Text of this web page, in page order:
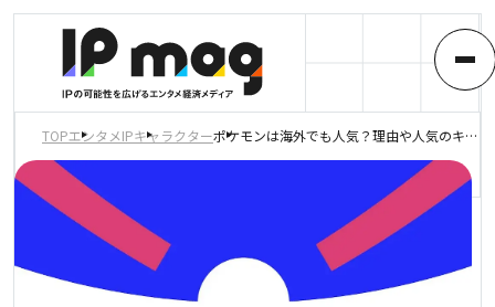
TOPエンタメIPキャラクター ポケモンは海外でも人気？理由や人気のキャラクターを解説